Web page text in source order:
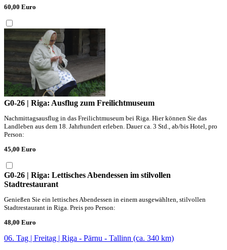
60,00 Euro
G0-26 | Riga: Ausflug zum Freilichtmuseum
Nachmittagsausflug in das Freilichtmuseum bei Riga. Hier können Sie das
Landleben aus dem 18. Jahrhundert erleben. Dauer ca. 3 Std., ab/bis Hotel, pro
Person:
45,00 Euro
G0-26 | Riga: Lettisches Abendessen im stilvollen
Stadtrestaurant
Genießen Sie ein lettisches Abendessen in einem ausgewählten, stilvollen
Stadtrestaurant in Riga. Preis pro Person:
48,00 Euro
06. Tag | Freitag | Riga - Pärnu - Tallinn (ca. 340 km)